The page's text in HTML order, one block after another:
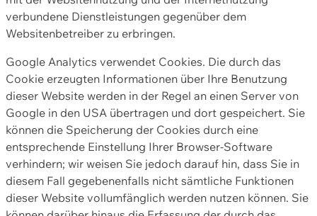
verbundene Dienstleistungen gegenüber dem
Websitenbetreiber zu erbringen.
Google Analytics verwendet Cookies. Die durch das
Cookie erzeugten Informationen über Ihre Benutzung
dieser Website werden in der Regel an einen Server von
Google in den USA übertragen und dort gespeichert. Sie
können die Speicherung der Cookies durch eine
entsprechende Einstellung Ihrer Browser-Software
verhindern; wir weisen Sie jedoch darauf hin, dass Sie in
diesem Fall gegebenenfalls nicht sämtliche Funktionen
dieser Website vollumfänglich werden nutzen können. Sie